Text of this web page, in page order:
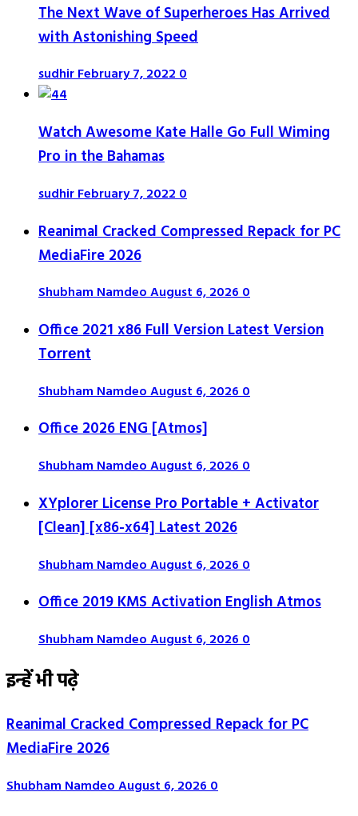
The Next Wave of Superheroes Has Arrived
with Astonishing Speed
sudhirFebruary 7, 20220
Watch Awesome Kate Halle Go Full Wiming
Pro in the Bahamas
sudhirFebruary 7, 20220
Reanimal Cracked Compressed Repack for PC
MediaFire 2026
Shubham NamdeoAugust 6, 20260
Office 2021 x86 Full Version Latest Version
Tоrrеnt
Shubham NamdeoAugust 6, 20260
Office 2026 ENG [Atmos]
Shubham NamdeoAugust 6, 20260
XYplorer License Pro Portable + Activator
[Clean] [x86-x64] Latest 2026
Shubham NamdeoAugust 6, 20260
Office 2019 KMS Activation English Atmos
Shubham NamdeoAugust 6, 20260
इन्हें भी पढ़े
Reanimal Cracked Compressed Repack for PC
MediaFire 2026
Shubham NamdeoAugust 6, 20260